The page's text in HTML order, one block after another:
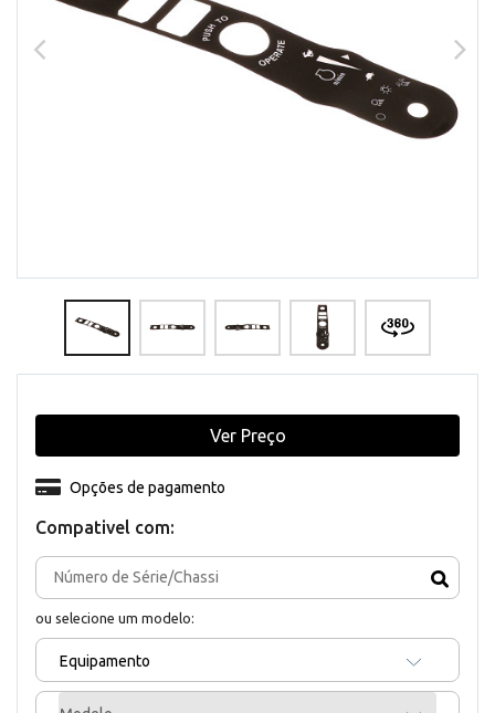
Compativel com:
ou selecione um modelo:
Equipamento
Opções de pagamento
Ver Preço